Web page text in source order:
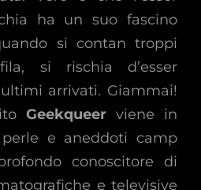
ha un suo fascino
si contan troppi
si rischia d’esser
arrivati. Giammai!
Geekqueer viene in
e aneddoti camp
conoscitore di
e televisive